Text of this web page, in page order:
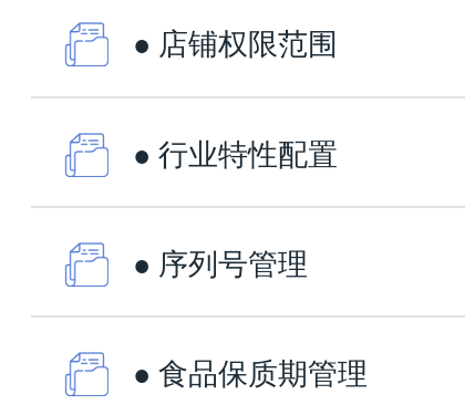
● 店铺权限范围
● 行业特性配置
● 序列号管理
● 食品保质期管理